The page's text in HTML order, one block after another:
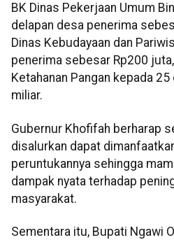
BK Dinas Pekerjaan Umum
delapan desa penerima
Dinas Kebudayaan dan
penerima sebesar Rp200
Ketahanan Pangan kepada
miliar.
Gubernur Khofifah berharap
disalurkan dapat
peruntukannya sehingga
dampak nyata terhadap
masyarakat.
Sementara itu, Bupati Ngawi